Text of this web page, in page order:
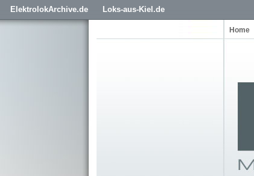
ElektrolokArchive.de Loks-aus-Kiel.de
Home